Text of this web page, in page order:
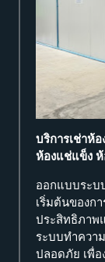
บริการเช่าห้
ห้องแช่แข็ง
ออกแบบระบ
เริ่มต้นของก
ประสิทธิภาพ
ระบบทำควา
ปลอดภัย เพื่